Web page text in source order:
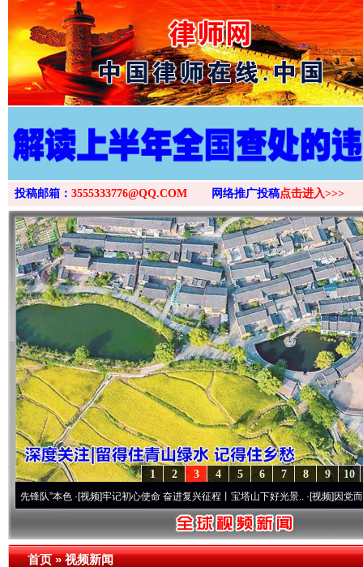
>
投稿邮箱： 3555333776@QQ.COM 网络推广投稿点击进入>>>
10
9
8
7
6
5
4
3
2
1
本色·[视频]牢记初心使命 奋进复兴征程丨宝塔山下好光景..·[视频]因党而生 为党而
首页»视频新闻